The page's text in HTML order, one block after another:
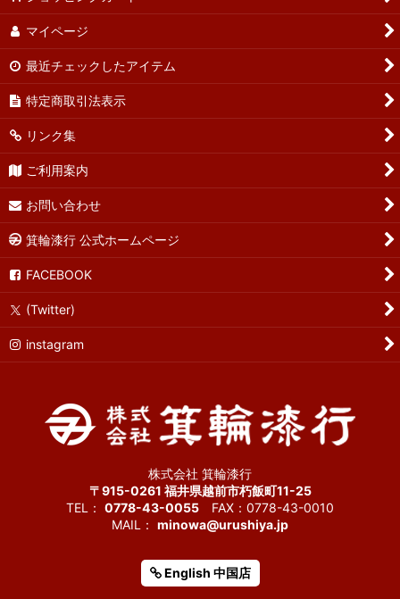
マイページ
最近チェックしたアイテム
特定商取引法表示
リンク集
ご利用案内
お問い合わせ
箕輪漆行 公式ホームページ
FACEBOOK
(Twitter)
instagram
株式会社 箕輪漆行
〒915-0261 福井県越前市朽飯町11-25
TEL： 0778-43-0055 FAX：0778-43-0010
MAIL： minowa@urushiya.jp
English 中国店